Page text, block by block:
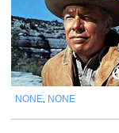
NONE NONE